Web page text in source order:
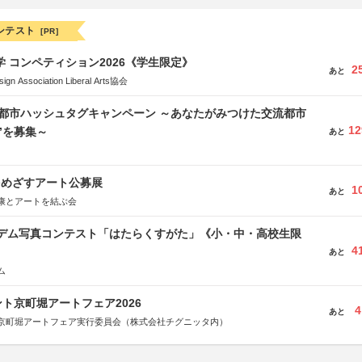
テスト [PR]
コンペティション2026《学生限定》
Association Liberal Arts協会
あと
市ハッシュタグキャンペーン ～あなたがみつけた交流都市
募集～
あと
ざすアート公募展
とアートを結ぶ会
あと
ム写真コンテスト「はたらくすがた」《小・中・高校生限
あと
京町堀アートフェア2026
町堀アートフェア実行委員会（株式会社チグニッタ内）
あと 4